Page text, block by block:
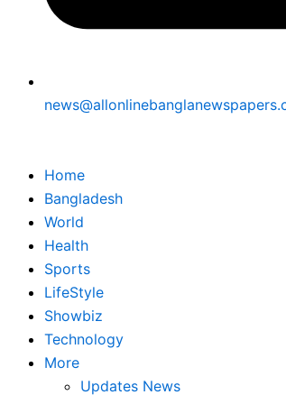
Home
Bangladesh
World
Health
Sports
LifeStyle
Showbiz
Technology
More
Updates News